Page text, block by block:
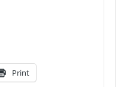
Print